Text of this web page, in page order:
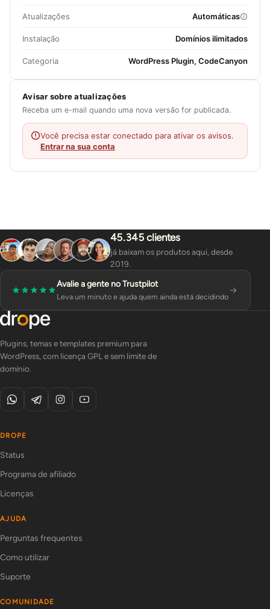
Atualizações Automáticas
Instalação Domínios ilimitados
Categoria WordPress Plugin, CodeCanyon
Avisar sobre atualizações
Receba um e-mail quando uma nova versão for publicada.
Você precisa estar conectado para ativar os avisos.
Entrar na sua conta
45.345 clientes
já baixam os produtos aqui, desde
2019.
Avalie a gente no Trustpilot
Leva um minuto e ajuda quem ainda está decidindo
Plugins, temas e templates premium para
WordPress, com licença GPL e sem limite de
domínio.
DROPE
Status
Programa de afiliado
Licenças
AJUDA
Perguntas frequentes
Como utilizar
Suporte
COMUNIDADE